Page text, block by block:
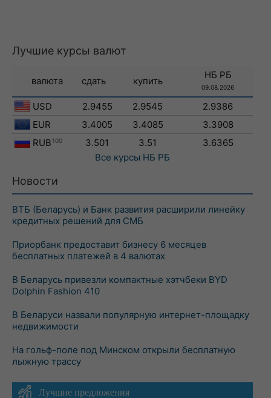
Лучшие курсы валют
валюта сдать купить
НБ РБ
09.08.2026
USD 2.9455 2.9545
2.9386
EUR
3.4005 3.4085
3.3908
RUB 100 3.501 3.51
3.6365
Все курсы НБ РБ
Новости
ВТБ (Беларусь) и Банк развития расширили линейку
кредитных решений для СМБ
Приорбанк предоставит бизнесу 6 месяцев
бесплатных платежей в 4 валютах
В Беларусь привезли компактные хэтчбеки BYD
Dolphin Fashion 410
В Беларуси назвали популярную интернет-площадку
недвижимости
На гольф-поле под Минском открыли бесплатную
лыжную трассу
Лучшие предложения